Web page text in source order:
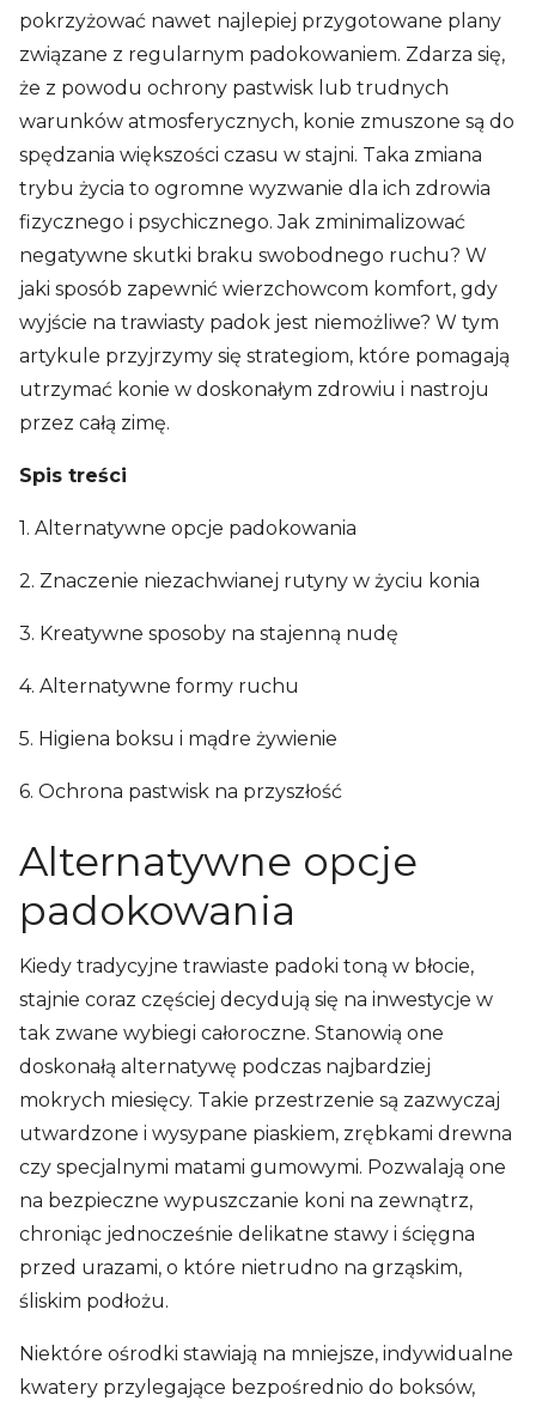
pokrzyżować nawet najlepiej przygotowane plany
związane z regularnym padokowaniem. Zdarza się,
że z powodu ochrony pastwisk lub trudnych
warunków atmosferycznych, konie zmuszone są do
spędzania większości czasu w stajni. Taka zmiana
trybu życia to ogromne wyzwanie dla ich zdrowia
fizycznego i psychicznego. Jak zminimalizować
negatywne skutki braku swobodnego ruchu? W
jaki sposób zapewnić wierzchowcom komfort, gdy
wyjście na trawiasty padok jest niemożliwe? W tym
artykule przyjrzymy się strategiom, które pomagają
utrzymać konie w doskonałym zdrowiu i nastroju
przez całą zimę.
Spis treści
1. Alternatywne opcje padokowania
2. Znaczenie niezachwianej rutyny w życiu konia
3. Kreatywne sposoby na stajenną nudę
4. Alternatywne formy ruchu
5. Higiena boksu i mądre żywienie
6. Ochrona pastwisk na przyszłość
Alternatywne opcje
padokowania
Kiedy tradycyjne trawiaste padoki toną w błocie,
stajnie coraz częściej decydują się na inwestycje w
tak zwane wybiegi całoroczne. Stanowią one
doskonałą alternatywę podczas najbardziej
mokrych miesięcy. Takie przestrzenie są zazwyczaj
utwardzone i wysypane piaskiem, zrębkami drewna
czy specjalnymi matami gumowymi. Pozwalają one
na bezpieczne wypuszczanie koni na zewnątrz,
chroniąc jednocześnie delikatne stawy i ścięgna
przed urazami, o które nietrudno na grząskim,
śliskim podłożu.
Niektóre ośrodki stawiają na mniejsze, indywidualne
kwatery przylegające bezpośrednio do boksów,